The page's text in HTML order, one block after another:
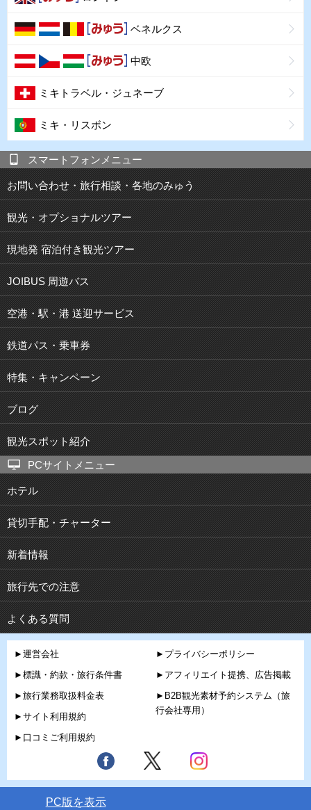
ベネルクス
中欧
ミキトラベル・ジュネーブ
ミキ・リスボン
スマートフォンメニュー
お問い合わせ・旅行相談・各地のみゅう
観光・オプショナルツアー
現地発 宿泊付き観光ツアー
JOIBUS 周遊バス
空港・駅・港 送迎サービス
鉄道パス・乗車券
特集・キャンペーン
ブログ
観光スポット紹介
PCサイトメニュー
ホテル
貸切手配・チャーター
新着情報
旅行先での注意
よくある質問
►運営会社
►標識・約款・旅行条件書
►旅行業務取扱料金表
►サイト利用規約
►口コミご利用規約
►プライバシーポリシー
►アフィリエイト提携、広告掲載
►B2B観光素材予約システム（旅
行会社専用）
PC版を表示